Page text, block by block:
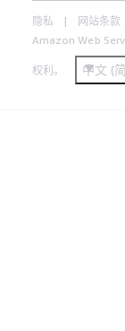
隐私 网站条款
Amazon Web
权利。 中文 (